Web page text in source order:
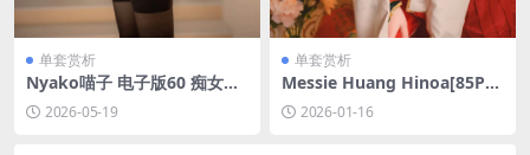
单套赏析
Nyako喵子 电子版60 痴女メ
イド3[128P-352.6M]
2026-05-19
单套赏析
Messie Huang Hinoa[85P-6
33.6M]
2026-01-16